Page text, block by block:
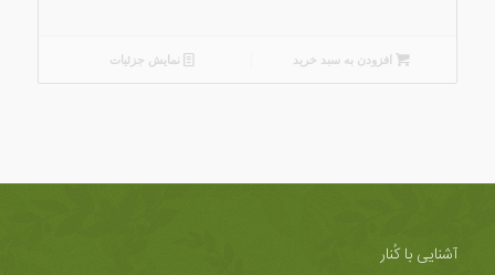
افزودن به سبد خرید نمایش جزئیات
آشنایی با کُنار